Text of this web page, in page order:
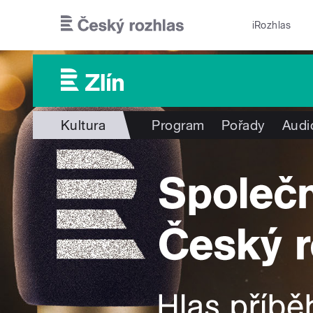
iRozhlas
Kultura Program Pořady